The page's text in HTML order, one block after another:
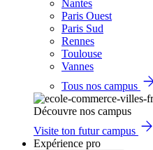
Nantes
Paris Ouest
Paris Sud
Rennes
Toulouse
Vannes
Tous nos campus
Découvre nos campus
Visite ton futur campus
Expérience pro